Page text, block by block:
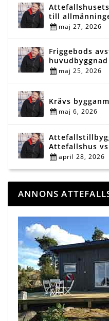
till
maj 27, 2026
Friggebods
huvudbyggnad
maj 25, 2026
Krävs
maj 6, 2026
Attefallshus
april 28, 2026
ANNONS